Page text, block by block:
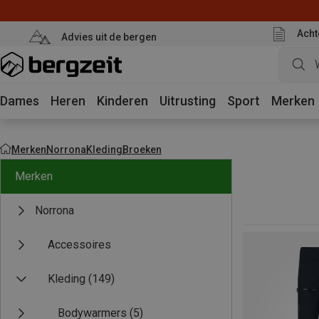
Advies uit de bergen
Dames Heren Kinderen Uitrusting Sport Merken
MerkenNorronaKledingBroeken
Merken
Norrona
Accessoires
Kleding (149)
Bodywarmers (5)